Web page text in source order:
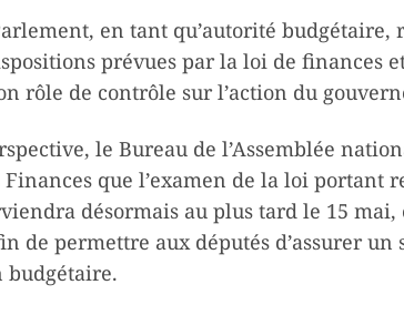
en tant qu’autorité budgétaire,
prévues par la loi de finances
rôle de contrôle sur l’action du
le Bureau de l’Assemblée
que l’examen de la loi portant
désormais au plus tard le 15 mai,
de permettre aux députés d’assurer
budgétaire.